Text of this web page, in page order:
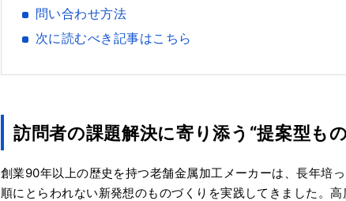
問い合わせ方法
次に読むべき記事はこちら
訪問者の課題解決に寄り添う“提案型も
創業90年以上の歴史を持つ老舗金属加工メーカーは、長年培
順にとらわれない新発想のものづくりを実践してきました。